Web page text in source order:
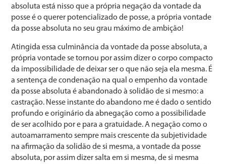
absoluta está nisso que a própria nega­ção da vontade da
posse é o querer potencializado de pos­se, a própria vontade
da posse absoluta no seu grau má­ximo de ambição!
Atingida essa culminância da vontade da posse absolu­ta, a
própria vontade se tornou por assim dizer o corpo compacto
da impossibilidade de deixar ser o que não se­ja ela mesma. É
a sentença de condenação na qual o em­penho da vontade
da posse absoluta é abandonado à soli­dão de si mesmo: a
castração. Nesse instante do abando­no me é dado o sentido
profundo e originário da abnega­ção como a possibilidade
de ser acolhido por e para a gratuidade. A negação como o
autoamarramento sempre mais crescente da subjetividade
na afirmação da solidão de si mesma, a vontade da posse
absoluta, por assim dizer salta em si mesma, de si mesma